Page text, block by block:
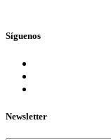
Síguenos
Newsletter